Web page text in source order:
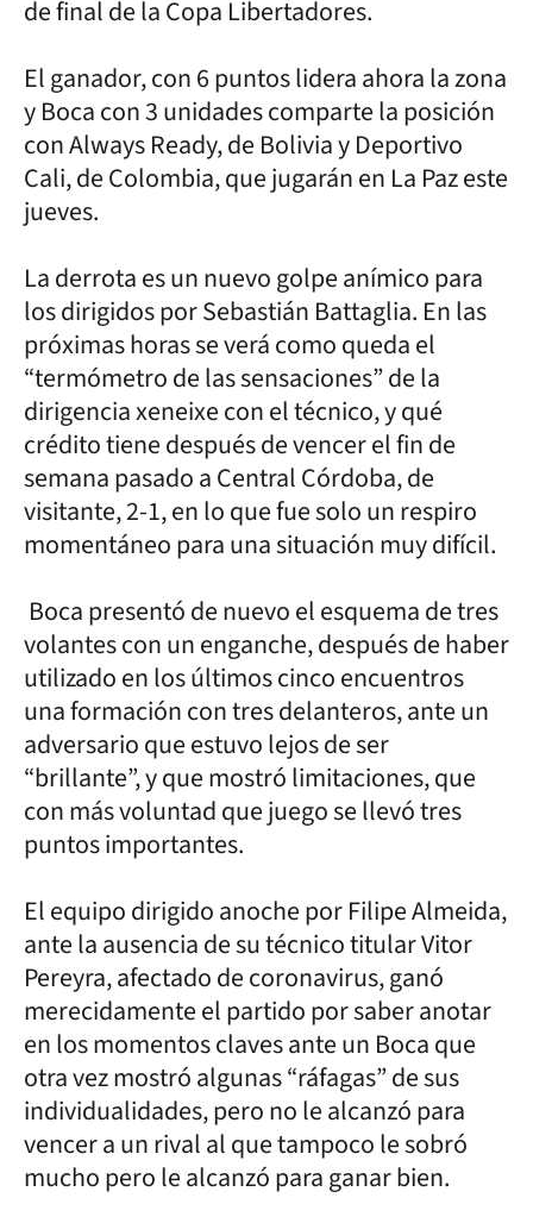
de final de la Copa Libertadores.
El ganador, con 6 puntos lidera ahora la zona
y Boca con 3 unidades comparte la posición
con Always Ready, de Bolivia y Deportivo
Cali, de Colombia, que jugarán en La Paz este
jueves.
La derrota es un nuevo golpe anímico para
los dirigidos por Sebastián Battaglia. En las
próximas horas se verá como queda el
“termómetro de las sensaciones” de la
dirigencia xeneixe con el técnico, y qué
crédito tiene después de vencer el fin de
semana pasado a Central Córdoba, de
visitante, 2-1, en lo que fue solo un respiro
momentáneo para una situación muy difícil.
Boca presentó de nuevo el esquema de tres
volantes con un enganche, después de haber
utilizado en los últimos cinco encuentros
una formación con tres delanteros, ante un
adversario que estuvo lejos de ser
“brillante”, y que mostró limitaciones, que
con más voluntad que juego se llevó tres
puntos importantes.
El equipo dirigido anoche por Filipe Almeida,
ante la ausencia de su técnico titular Vitor
Pereyra, afectado de coronavirus, ganó
merecidamente el partido por saber anotar
en los momentos claves ante un Boca que
otra vez mostró algunas “ráfagas” de sus
individualidades, pero no le alcanzó para
vencer a un rival al que tampoco le sobró
mucho pero le alcanzó para ganar bien.